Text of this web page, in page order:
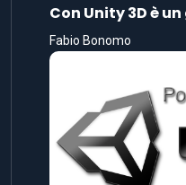
Con Unity 3D è
Fabio Bonomo